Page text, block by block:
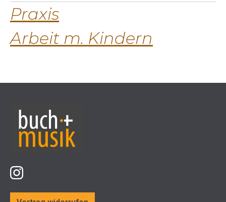
Praxis
Arbeit m. Kindern